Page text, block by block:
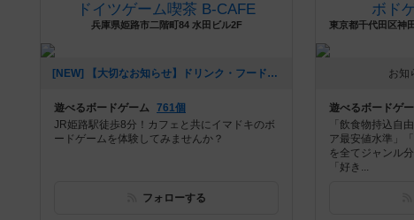
ドイツゲーム喫茶 B-CAFE
兵庫県姫路市二階町84 水田ビル2F
[NEW] 【大切なお知らせ】ドリンク・フードメニューの価格改定のご案内（2025年08月05日 16時49分）
遊べるボードゲーム 761個
JR姫路駅徒歩8分！カフェと共にイマドキのボ
ードゲームを体験してみませんか？
フォローする
ボド
お知
遊べるボードゲ
「飲食物持込自
ア最安値水準」
を全てジャンル
「好き...